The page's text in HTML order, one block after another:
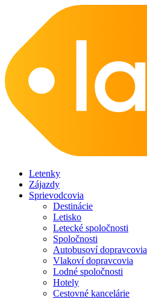
Letenky
Zájazdy
Sprievodcovia
Destinácie
Letisko
Letecké spoločnosti
Spoločnosti
Autobusoví dopravcovia
Vlakoví dopravcovia
Lodné spoločnosti
Hotely
Cestovné kancelárie